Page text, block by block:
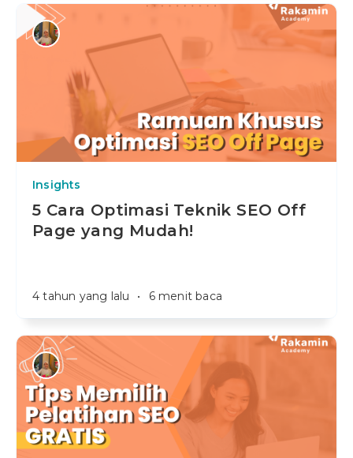
Insights
5 Cara Optimasi Teknik SEO Off
Page yang Mudah!
4 tahun yang lalu • 6 menit baca